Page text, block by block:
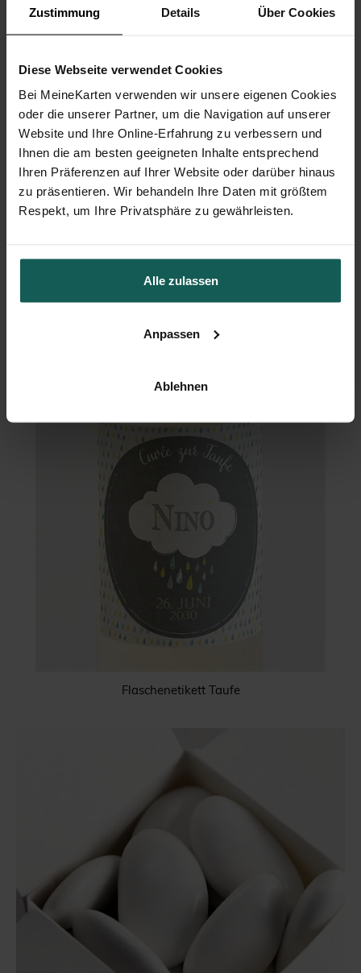
Zustimmung Details Über Cookies
Diese Webseite verwendet Cookies
Bei MeineKarten verwenden wir unsere eigenen Cookies
oder die unserer Partner, um die Navigation auf unserer
Website und Ihre Online-Erfahrung zu verbessern und
Ihnen die am besten geeigneten Inhalte entsprechend
Ihren Präferenzen auf Ihrer Website oder darüber hinaus
zu präsentieren. Wir behandeln Ihre Daten mit größtem
Respekt, um Ihre Privatsphäre zu gewährleisten.
Alle zulassen
Anpassen
Ablehnen
Tischkarte Taufe
Flaschenetikett Taufe